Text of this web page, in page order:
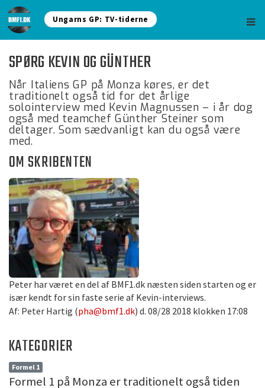
Ungarns GP: TV-tiderne
SPØRG KEVIN OG GÜNTHER
Når Italiens GP på Monza køres, er det
traditionelt også tid for det årlige
solointerview med Kevin Magnussen – i år dog
også med teamchef Günther Steiner som
deltager. Som sædvanligt kan du også være
med.
OM SKRIBENTEN
Peter har været en del af BMF1.dk næsten siden starten og er
især kendt for sin faste serie af Kevin-interviews.
Af: Peter Hartig (pha@bmf1.dk) d. 08/28 2018 klokken 17:08
KATEGORIER
Formel 1
Formel 1 på Monza er traditionelt også tiden